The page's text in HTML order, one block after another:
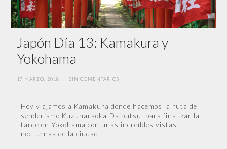
Japón Día 13: Kamakura y
Yokohama
17 MARZO, 2018 SIN COMENTARIOS
Hoy viajamos a Kamakura donde hacemos la ruta de
senderismo Kuzuharaoka-Daibutsu, para finalizar la
tarde en Yokohama con unas increíbles vistas
nocturnas de la ciudad